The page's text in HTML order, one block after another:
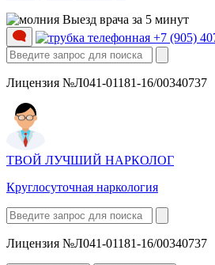
Выезд врача за 5 минут
+7 (905)
Лицензия №Л041-01181-16/00340737
ТВОЙ ЛУЧШИЙ НАРКОЛОГ
Круглосуточная наркология
Лицензия №Л041-01181-16/00340737